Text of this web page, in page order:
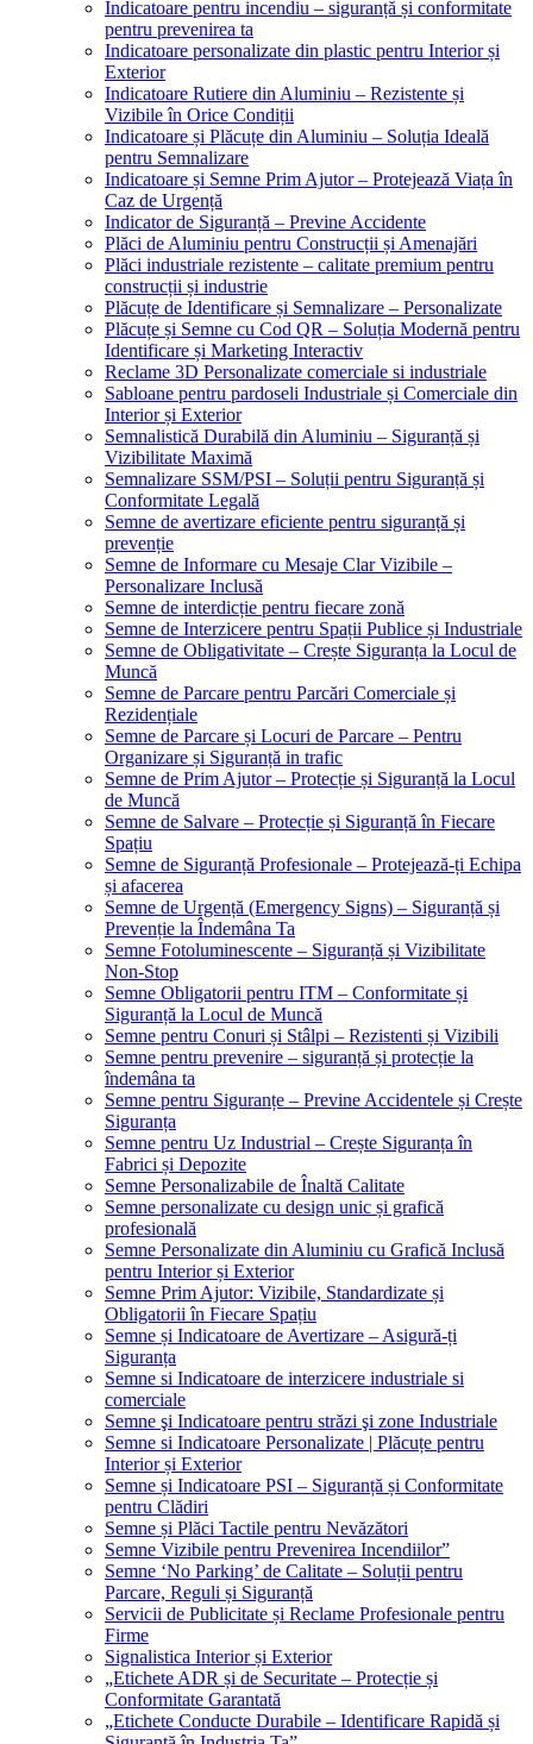
Indicatoare pentru incendiu – siguranță și conformitate
pentru prevenirea ta
Indicatoare personalizate din plastic pentru Interior și
Exterior
Indicatoare Rutiere din Aluminiu – Rezistente și
Vizibile în Orice Condiții
Indicatoare și Plăcuțe din Aluminiu – Soluția Ideală
pentru Semnalizare
Indicatoare și Semne Prim Ajutor – Protejează Viața în
Caz de Urgență
Indicator de Siguranță – Previne Accidente
Plăci de Aluminiu pentru Construcții și Amenajări
Plăci industriale rezistente – calitate premium pentru
construcții și industrie
Plăcuțe de Identificare și Semnalizare – Personalizate
Plăcuțe și Semne cu Cod QR – Soluția Modernă pentru
Identificare și Marketing Interactiv
Reclame 3D Personalizate comerciale si industriale
Sabloane pentru pardoseli Industriale și Comerciale din
Interior și Exterior
Semnalistică Durabilă din Aluminiu – Siguranță și
Vizibilitate Maximă
Semnalizare SSM/PSI – Soluții pentru Siguranță și
Conformitate Legală
Semne de avertizare eficiente pentru siguranță și
prevenție
Semne de Informare cu Mesaje Clar Vizibile –
Personalizare Inclusă
Semne de interdicție pentru fiecare zonă
Semne de Interzicere pentru Spații Publice și Industriale
Semne de Obligativitate – Crește Siguranța la Locul de
Muncă
Semne de Parcare pentru Parcări Comerciale și
Rezidențiale
Semne de Parcare și Locuri de Parcare – Pentru
Organizare și Siguranță in trafic
Semne de Prim Ajutor – Protecție și Siguranță la Locul
de Muncă
Semne de Salvare – Protecție și Siguranță în Fiecare
Spațiu
Semne de Siguranță Profesionale – Protejează-ți Echipa
și afacerea
Semne de Urgență (Emergency Signs) – Siguranță și
Prevenție la Îndemâna Ta
Semne Fotoluminescente – Siguranță și Vizibilitate
Non-Stop
Semne Obligatorii pentru ITM – Conformitate și
Siguranță la Locul de Muncă
Semne pentru Conuri și Stâlpi – Rezistenti și Vizibili
Semne pentru prevenire – siguranță și protecție la
îndemâna ta
Semne pentru Siguranțe – Previne Accidentele și Crește
Siguranța
Semne pentru Uz Industrial – Crește Siguranța în
Fabrici și Depozite
Semne Personalizabile de Înaltă Calitate
Semne personalizate cu design unic și grafică
profesională
Semne Personalizate din Aluminiu cu Grafică Inclusă
pentru Interior și Exterior
Semne Prim Ajutor: Vizibile, Standardizate și
Obligatorii în Fiecare Spațiu
Semne și Indicatoare de Avertizare – Asigură-ți
Siguranța
Semne si Indicatoare de interzicere industriale si
comerciale
Semne şi Indicatoare pentru străzi şi zone Industriale
Semne si Indicatoare Personalizate | Plăcuțe pentru
Interior și Exterior
Semne și Indicatoare PSI – Siguranță și Conformitate
pentru Clădiri
Semne și Plăci Tactile pentru Nevăzători
Semne Vizibile pentru Prevenirea Incendiilor”
Semne ‘No Parking’ de Calitate – Soluții pentru
Parcare, Reguli și Siguranță
Servicii de Publicitate și Reclame Profesionale pentru
Firme
Signalistica Interior și Exterior
„Etichete ADR și de Securitate – Protecție și
Conformitate Garantată
„Etichete Conducte Durabile – Identificare Rapidă și